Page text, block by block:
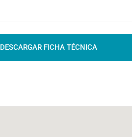
DESCARGAR FICHA TÉCNICA